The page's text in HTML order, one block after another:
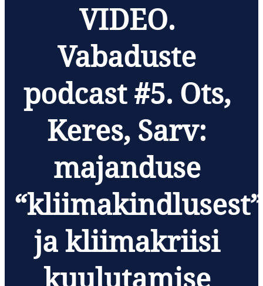
VIDEO.
Vabaduste
podcast #5. Ots,
Keres, Sarv:
majanduse
“kliimakindlusest”
ja kliimakriisi
kuulutamise